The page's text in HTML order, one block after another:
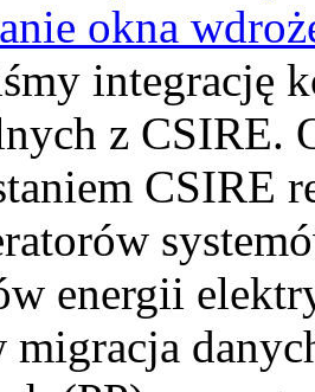
okna
integrację
z CSIRE.
CSIRE
energii